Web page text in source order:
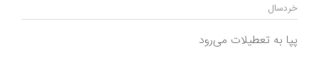
خردسال
پپا به تعطیلات می‌رود